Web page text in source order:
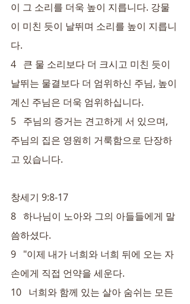
이 그 소리를 더욱 높이 지릅니다. 강물
이 미친 듯이 날뛰며 소리를 높이 지릅니
다.
4   큰 물 소리보다 더 크시고 미친 듯이
날뛰는 물결보다 더 엄위하신 주님, 높이
계신 주님은 더욱 엄위하십니다.
5   주님의 증거는 견고하게 서 있으며,
주님의 집은 영원히 거룩함으로 단장하
고 있습니다.
창세기 9:8-17
8   하나님이 노아와 그의 아들들에게 말
씀하셨다.
9   "이제 내가 너희와 너희 뒤에 오는 자
손에게 직접 언약을 세운다.
10   너희와 함께 있는 살아 숨쉬는 모든